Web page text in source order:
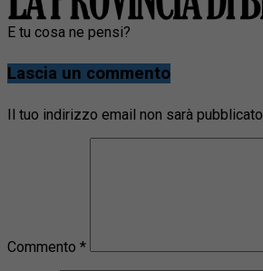
E tu cosa ne pensi?
Lascia un commento
Il tuo indirizzo email non sarà pubblicato.
Commento *